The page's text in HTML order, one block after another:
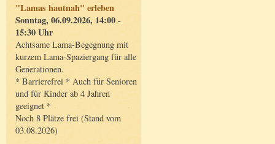
"Lamas hautnah" erleben
Sonntag, 06.09.2026, 14:00 -
15:30 Uhr
Achtsame Lama-Begegnung mit
kurzem Lama-Spaziergang für alle
Generationen.
* Barrierefrei * Auch für Senioren
und für Kinder ab 4 Jahren
geeignet *
Noch 8 Plätze frei (Stand vom
03.08.2026)